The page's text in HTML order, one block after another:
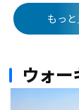
もっと
ウォ